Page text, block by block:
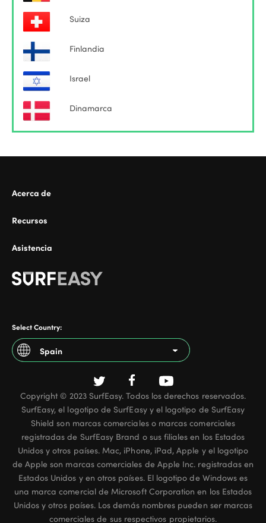
Suiza
Finlandia
Israel
Dinamarca
Acerca de
Recursos
Asistencia
Select Country:
Spain
Australia
Austria
Belgium - French
Belgium - Dutch
Brazil
Canada - English
Copyright © 2023 SurfEasy. Todos los derechos reservados.
SurfEasy, el logotipo de SurfEasy y el logotipo de SurfEasy
Shield son marcas comerciales o marcas comerciales
registradas de SurfEasy Brand o sus filiales en los Estados
Unidos y otros países. Mac, iPhone, iPad, Apple y el logotipo
de Apple son marcas comerciales de Apple Inc. registradas en
Estados Unidos y en otros países. El logotipo de Windows es
una marca comercial de Microsoft Corporation en los Estados
Unidos y otros países. Los demás nombres pueden ser marcas
comerciales de sus respectivos propietarios.